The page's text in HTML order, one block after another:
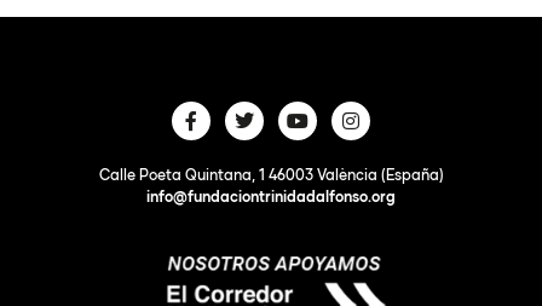
Calle Poeta Quintana, 1 46003 València (España)
info@fundaciontrinidadalfonso.org